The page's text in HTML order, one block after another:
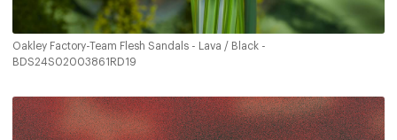
Oakley Factory-Team Flesh Sandals - Lava / Black -
BDS24S02003861RD19